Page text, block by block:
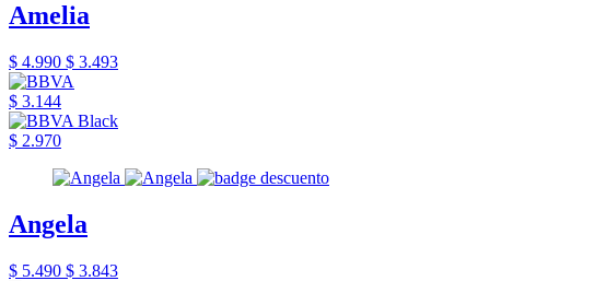
Amelia
$ 4.990 $ 3.493
$ 3.144
$ 2.970
Angela
$ 5.490 $ 3.843